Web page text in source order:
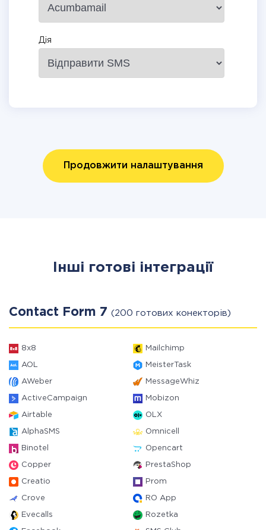
Дія
Продовжити налаштування
Інші готові інтеграції
Contact Form 7 (200 готових конекторів)
8x8 Mailchimp
AOL MeisterTask
AWeber MessageWhiz
ActiveCampaign Mobizon
Airtable OLX
AlphaSMS Omnicell
Binotel Opencart
Copper PrestaShop
Creatio Prom
Crove RO App
Evecalls Rozetka